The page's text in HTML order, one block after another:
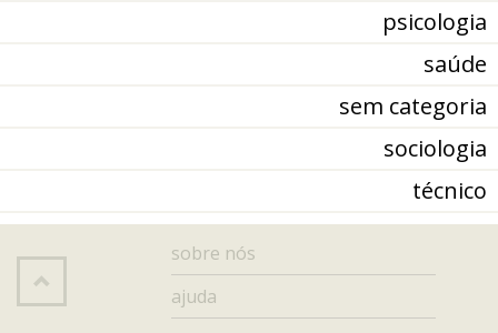
psicologia
saúde
sem categoria
sociologia
técnico
sobre nós
ajuda